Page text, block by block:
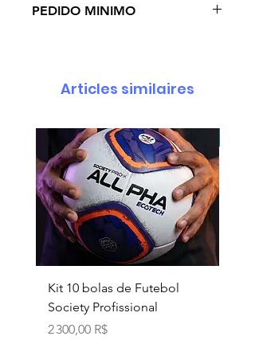
PEDIDO MINIMO
Articles similaires
Kit 10 bolas de Futebol
Society Profissional
Prix
2 300,00 R$